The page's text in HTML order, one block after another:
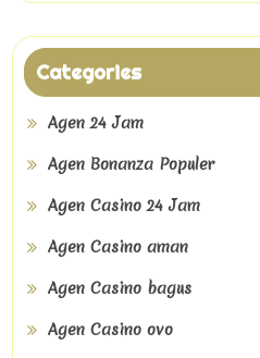
Categories
Agen 24 Jam
Agen Bonanza Populer
Agen Casino 24 Jam
Agen Casino aman
Agen Casino bagus
Agen Casino ovo